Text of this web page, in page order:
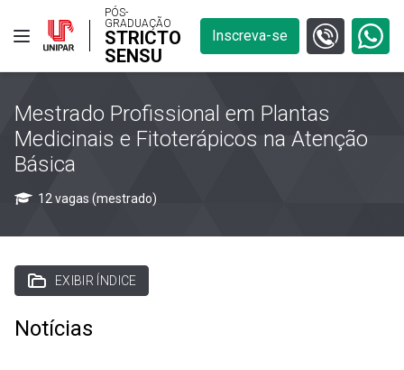
PÓS-
GRADUAÇÃO
STRICTO
SENSU
Inscreva-se
Mestrado Profissional em Plantas
Medicinais e Fitoterápicos na Atenção
Básica
12 vagas (mestrado)
EXIBIR ÍNDICE
Notícias